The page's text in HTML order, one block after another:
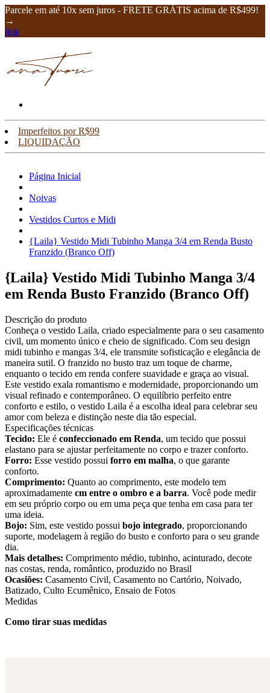
Parcele em até 10x sem juros - FRETE GRÁTIS acima de R$499!
→
link
Imperfeitos por R$99
LIQUIDAÇÃO
Página Inicial
Noivas
Vestidos Curtos e Midi
{Laila} Vestido Midi Tubinho Manga 3/4 em Renda Busto
Franzido (Branco Off)
{Laila} Vestido Midi Tubinho Manga 3/4
em Renda Busto Franzido (Branco Off)
Descrição do produto
Conheça o vestido Laila, criado especialmente para o seu casamento
civil, um momento único e cheio de significado. Com seu design
midi tubinho e mangas 3/4, ele transmite sofisticação e elegância de
maneira sutil. O franzido no busto traz um toque de charme,
enquanto o tecido em renda confere suavidade e graça ao visual.
Este vestido exala romantismo e modernidade, proporcionando um
visual refinado e contemporâneo. O equilíbrio perfeito entre
conforto e estilo, o vestido Laila é a escolha ideal para celebrar seu
amor com beleza e distinção neste dia tão especial.
Especificações técnicas
Tecido: Ele é confeccionado em Renda, um tecido que possui
elastano para se ajustar perfeitamente no corpo e trazer conforto.
Forro: Esse vestido possui forro em malha, o que garante
conforto.
Comprimento: Quanto ao comprimento, este modelo tem
aproximadamente cm entre o ombro e a barra. Você pode medir
em seu próprio corpo ou em uma peça que tenha em casa para ter
uma ideia.
Bojo: Sim, este vestido possui bojo integrado, proporcionando
suporte, modelagem à região do busto e conforto para o seu grande
dia.
Mais detalhes: Comprimento médio, tubinho, acinturado, decote
nas costas, renda, romântico, produzido no Brasil
Ocasiões: Casamento Civil, Casamento no Cartório, Noivado,
Batizado, Culto Ecumênico, Ensaio de Fotos
Medidas
Como tirar suas medidas